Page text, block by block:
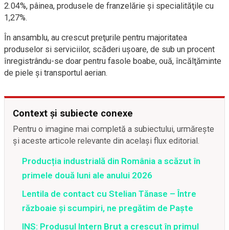
2.04%, pâinea, produsele de franzelărie şi specialităţile cu
1,27%.
În ansamblu, au crescut preţurile pentru majoritatea
produselor si serviciilor, scăderi uşoare, de sub un procent
înregistrându-se doar pentru fasole boabe, ouă, încălţăminte
de piele şi transportul aerian.
Context și subiecte conexe
Pentru o imagine mai completă a subiectului, urmărește
și aceste articole relevante din același flux editorial.
Producția industrială din România a scăzut în
primele două luni ale anului 2026
Lentila de contact cu Stelian Tănase – Între
războaie și scumpiri, ne pregătim de Paște
INS: Produsul Intern Brut a crescut în primul